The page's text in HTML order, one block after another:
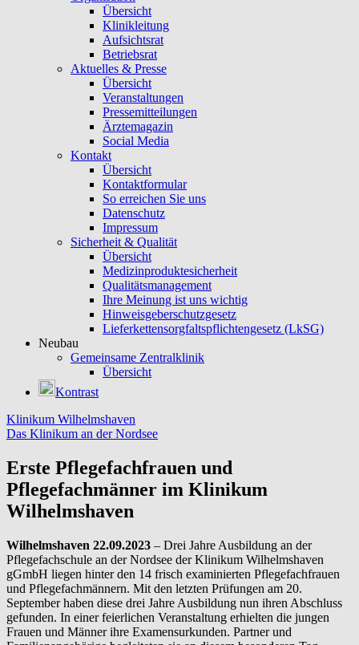
Übersicht
Klinikleitung
Aufsichtsrat
Betriebsrat
Aktuelles & Presse
Übersicht
Veranstaltungen
Pressemitteilungen
Ärztemagazin
Social Media
Kontakt
Übersicht
Kontaktformular
So erreichen Sie uns
Datenschutz
Impressum
Sicherheit & Qualität
Übersicht
Medizinproduktesicherheit
Qualitätsmanagement
Ihre Meinung ist uns wichtig
Hinweisgeberschutzgesetz
Lieferkettensorgfaltspflichtengesetz (LkSG)
Neubau
Gemeinsame Zentralklinik
Übersicht
Kontrast
Klinikum Wilhelmshaven
Das Klinikum an der Nordsee
Erste Pflegefachfrauen und
Pflegefachmänner im Klinikum
Wilhelmshaven
Wilhelmshaven 22.09.2023 – Drei Jahre Ausbildung an der
Pflegefachschule an der Nordsee der Klinikum Wilhelmshaven
gGmbH liegen hinter den 14 frisch examinierten Pflegefachfrauen
und Pflegefachmännern. Mit den letzten Prüfungen am 20.
September haben diese drei Jahre Ausbildung nun ihren Abschluss
gefunden. In einer feierlichen Veranstaltung erhielten die jungen
Frauen und Männer ihre Examensurkunden. Partner und